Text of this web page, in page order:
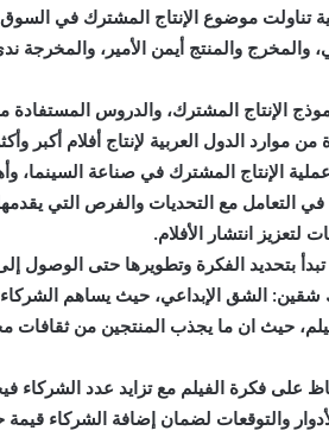
نقاشية تناولت موضوع الإنتاج المشترك في
والمخرج والمنتج أيمن الأمير،
الإنتاج المشترك، والدروس المستفادة
موارد الدول العربية لإنتاج أفلام أكبر
الإنتاج المشترك في صناعة السينما،
في التعامل مع التحديات والفرص التي
لتعزيز انتشار الأفلام.
تبدأ بتحديد الفكرة وتطويرها حتى الوصول
الشق الإبداعي، حيث يساهم الشركاء
حيث ان ما يجذب المنتجين من
على فكرة الفيلم مع تزايد عدد الشركاء
والتوقعات لضمان إضافة الشركاء قيمة